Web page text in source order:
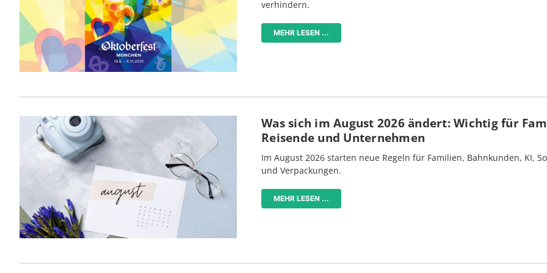
verhindern.
MEHR LESEN ...
Was sich im August 2026 ändert: Wichtig für
Reisende und Unternehmen
Im August 2026 starten neue Regeln für Familien, Bahnkunden, KI,
und Verpackungen.
MEHR LESEN ...